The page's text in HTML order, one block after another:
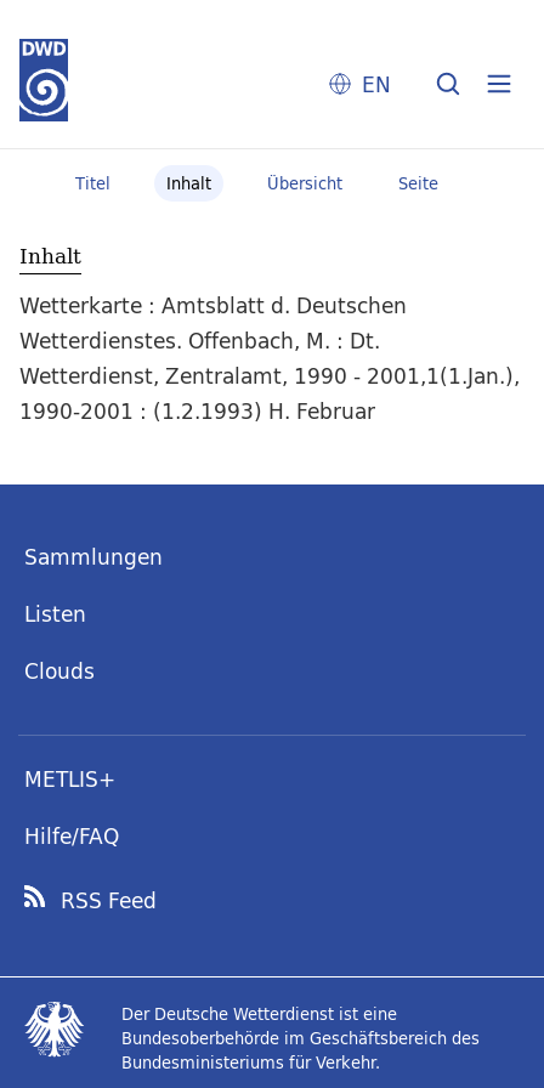
EN
Titel Inhalt Übersicht Seite
Inhalt
Wetterkarte : Amtsblatt d. Deutschen
Wetterdienstes. Offenbach, M. : Dt.
Wetterdienst, Zentralamt, 1990 - 2001,1(1.Jan.),
1990-2001 : (1.2.1993) H. Februar
Sammlungen
Listen
Clouds
METLIS+
Hilfe/FAQ
RSS Feed
Der Deutsche Wetterdienst ist eine
Bundesoberbehörde im Geschäftsbereich des
Bundesministeriums für Verkehr.